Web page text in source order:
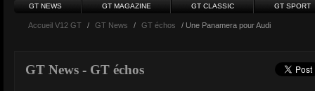
GT NEWS GT MAGAZINE GT CLASSIC GT SPORT
Accueil V12 GT / GT News / GT échos / Une Panamera pour Audi
GT News - GT échos